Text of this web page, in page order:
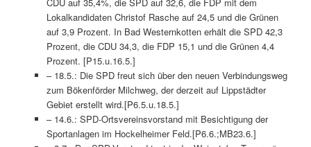
Lokalkandidaten Christof Rasche auf 24,5 und die Grünen
auf 3,9 Prozent. In Bad Westernkotten erhält die SPD 42,3
Prozent, die CDU 34,3, die FDP 15,1 und die Grünen 4,4
Prozent. [P15.u.16.5.]
– 18.5.: Die SPD freut sich über den neuen Verbindungsweg
zum Bökenförder Milchweg, der derzeit auf Lippstädter
Gebiet erstellt wird.[P6.5.u.18.5.]
– 14.6.: SPD-Ortsvereinsvorstand mit Besichtigung der
Sportanlagen im Hockelheimer Feld.[P6.6.;MB23.6.]